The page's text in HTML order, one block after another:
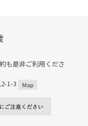
も是非ご利用くださ
1-3
Map